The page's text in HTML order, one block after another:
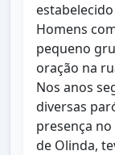
Homens
pequeno
oração na
Nos anos
diversas
presença
de Olinda,